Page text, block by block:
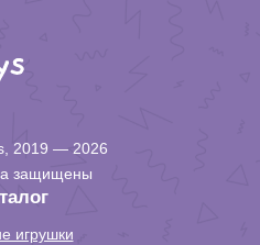
2019 — 2026
защищены
игрушки